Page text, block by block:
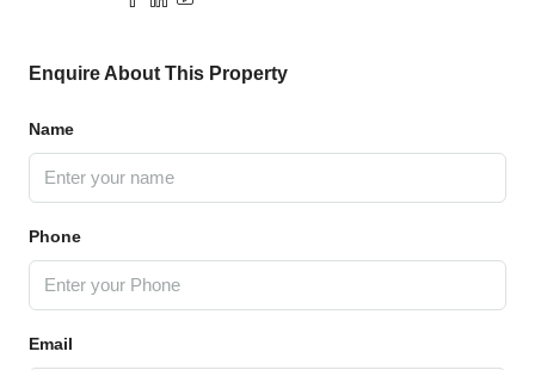
Enquire About This Property
Name
Phone
Email